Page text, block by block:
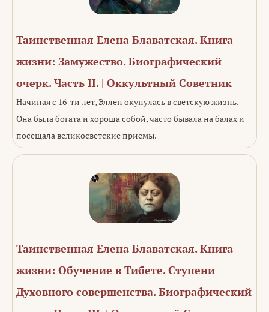
Таинственная Елена Блаватская. Книга
жизни: Замужество. Биографический
очерк. Часть II. | Оккультный Советник
Начиная с 16-ти лет, Эллен окунулась в светскую жизнь.
Она была богата и хороша собой, часто бывала на балах и
посещала великосветские приёмы.
Таинственная Елена Блаватская. Книга
жизни: Обучение в Тибете. Ступени
Духовного совершенства. Биографический